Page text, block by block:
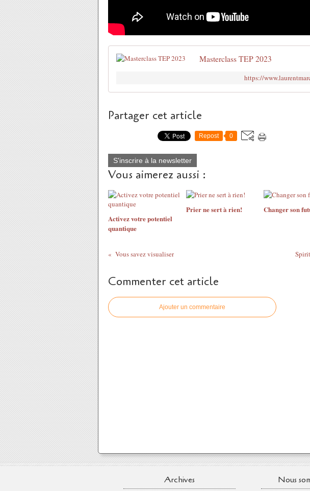
Masterclass TEP 2023
https://
Partager cet article
Repost 0
S'inscrire à la newsletter
Vous aimerez aussi :
Activez votre potentiel
quantique
Prier ne sert à rien!
Changer son
Vous savez visualiser
Commenter cet article
Ajouter un commentaire
Archives Nous